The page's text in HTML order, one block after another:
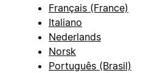
Français (France)
Italiano
Nederlands
Norsk
Português (Brasil)